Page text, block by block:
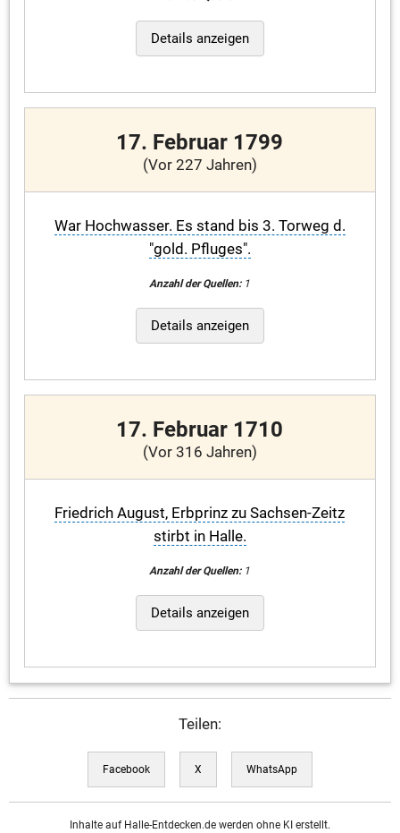
Details anzeigen
17. Februar 1799
(Vor 227 Jahren)
War Hochwasser. Es stand bis 3. Torweg d.
"gold. Pfluges".
Anzahl der Quellen:1
Details anzeigen
17. Februar 1710
(Vor 316 Jahren)
Friedrich August, Erbprinz zu Sachsen-Zeitz
stirbt in Halle.
Anzahl der Quellen:1
Details anzeigen
Teilen:
Facebook X WhatsApp
Inhalte auf Halle-Entdecken.de werden ohne KI erstellt.